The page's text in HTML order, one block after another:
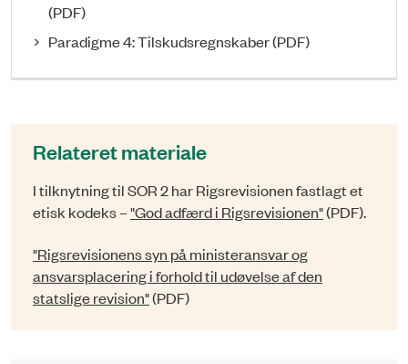
(PDF)
Paradigme 4: Tilskudsregnskaber (PDF)
Relateret materiale
I tilknytning til SOR 2 har Rigsrevisionen fastlagt et
etisk kodeks –"God adfærd i Rigsrevisionen"(PDF).
"Rigsrevisionens syn på ministeransvar og
ansvarsplacering i forhold til udøvelse af den
statslige revision"(PDF)